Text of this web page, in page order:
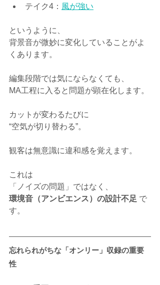
テイク4： 風が強い
というように、
背景音が微妙に変化していることがよ
くあります。
編集段階では気にならなくても、
MA工程に入ると問題が顕在化します。
カットが変わるたびに
“空気が切り替わる”。
観客は無意識に違和感を覚えます。
これは
「ノイズの問題」ではなく、
環境音（アンビエンス）の設計不足 で
す。
忘れられがちな「オンリー」収録の重要
性